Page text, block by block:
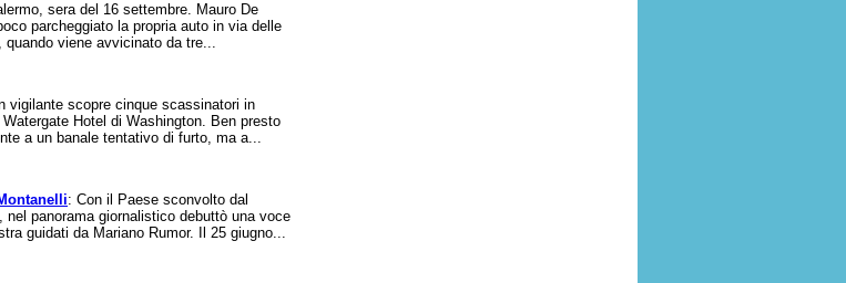
sera del 16 settembre. Mauro De
parcheggiato la propria auto in via delle
viene avvicinato da tre...
vigilante scopre cinque scassinatori in
Hotel di Washington. Ben presto
a un banale tentativo di furto, ma a...
: Con il Paese sconvolto dal
panorama giornalistico debuttò una voce
guidati da Mariano Rumor. Il 25 giugno...